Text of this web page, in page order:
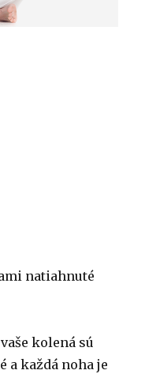
natiahnuté
kolená sú
a každá noha je